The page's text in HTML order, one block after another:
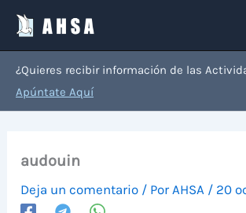
contenido
¿Quieres recibir información de las
Apúntate Aquí
audouin
Deja un comentario / Por AHSA / 20